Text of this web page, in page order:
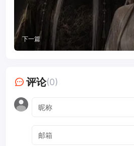
下一篇
评论(0)